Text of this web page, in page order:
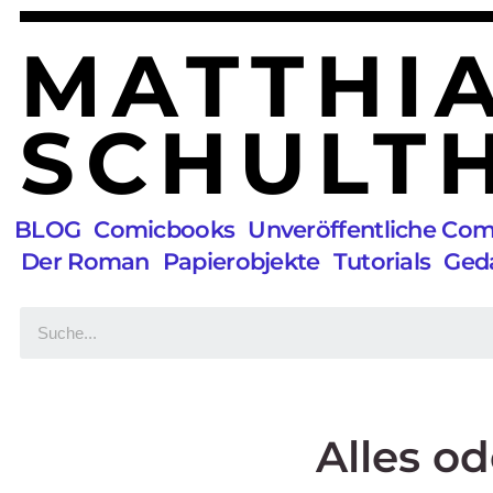
BLOG Comicbooks Unveröffentliche
Der Roman Papierobjekte Tutorials
Alles